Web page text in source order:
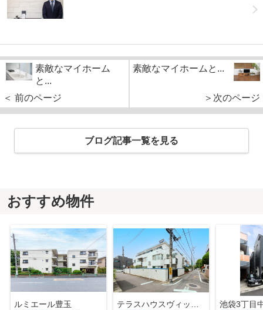
素敵なマイホーム
と...
＜ 前のページ
素敵なマイホームと...
＞次のページ
ブログ記事一覧を見る
おすすめ物件
ルミエール豊玉
テラスハウスヴィップ東長崎
池袋3丁目